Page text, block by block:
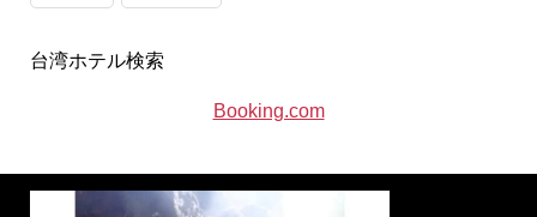
台湾ホテル検索
Booking.com